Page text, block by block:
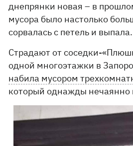
днепрянки новая – в
мусора было настолько
сорвалась с петель и выпала.
Страдают от соседки-
одной многоэтажки в
набила мусором
который однажды нечаянно